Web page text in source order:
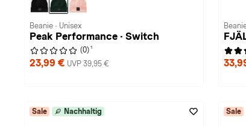
Beanie · Unisex
Peak Performance · Switch
(0) 1
23,99 € UVP 39,95 €
Sale Nachhaltig Sale